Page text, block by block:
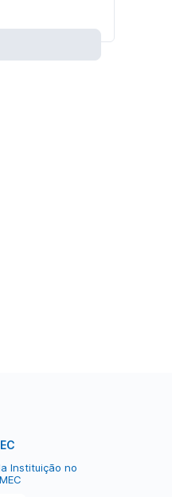
Instituição no